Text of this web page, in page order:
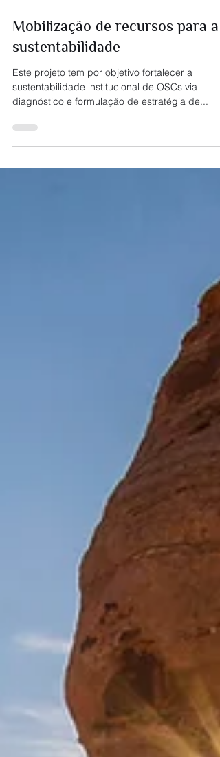
Mobilização de recursos para a
sustentabilidade
Este projeto tem por objetivo fortalecer a
sustentabilidade institucional de OSCs via